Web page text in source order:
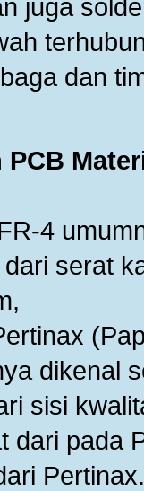
juga
dan
PCB
4
serat
dikenal
sisi
dari pada
Pertinax.